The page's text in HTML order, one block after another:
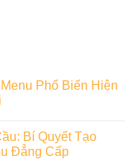
Phổ Biến Hiện
Bí Quyết Tạo
Đẳng Cấp